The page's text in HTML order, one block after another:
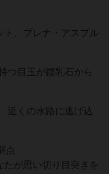
ト、ブレナ・アスプル
乳石から
くの水路に逃げ込
り目突きを